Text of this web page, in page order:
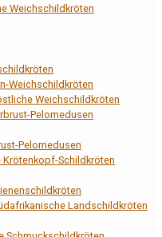
Weichschildkröten
Weichschildkröten
Weichschildkröten
Pelomedusen
Pelomedusen
Krötenkopf-Schildkröten
Landschildkröten